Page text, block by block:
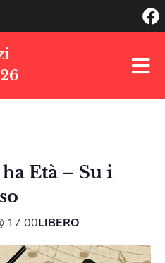
Età – Su i
17:00LIBERO